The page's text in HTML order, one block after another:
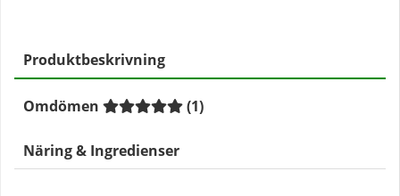
Produktbeskrivning
Omdömen (1)
Näring & Ingredienser